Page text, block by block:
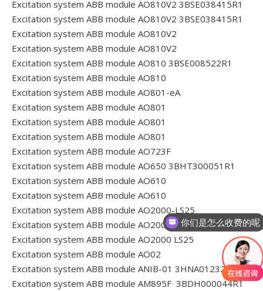
Excitation system ABB module AO810V2 3BSE038415R1
Excitation system ABB module AO810V2 3BSE038415R1
Excitation system ABB module AO810V2
Excitation system ABB module AO810V2
Excitation system ABB module AO810 3BSE008522R1
Excitation system ABB module AO810
Excitation system ABB module AO801-eA
Excitation system ABB module AO801
Excitation system ABB module AO801
Excitation system ABB module AO801
Excitation system ABB module AO723F
Excitation system ABB module AO650 3BHT300051R1
Excitation system ABB module AO610
Excitation system ABB module AO610
Excitation system ABB module AO2000-LS25
Excitation system ABB module AO2000 LS25
Excitation system ABB module AO2000 LS25
Excitation system ABB module AO02
Excitation system ABB module ANIB-01 3HNA012322-001
Excitation system ABB module AM895F 3BDH000044R1
你们是怎么收费的呢